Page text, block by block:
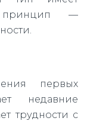
принцип —
первых
недавние
трудности с